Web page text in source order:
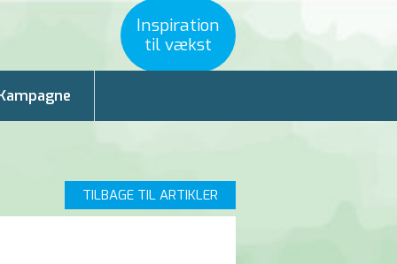
Inspiration
til vækst
TILBAGE TIL ARTIKLER